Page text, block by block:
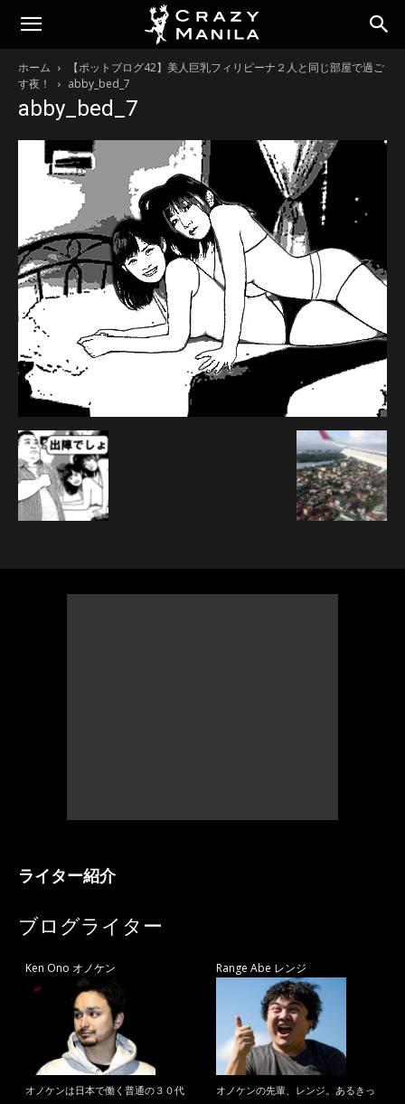
ホーム
【ポットブログ42】美人巨乳フィリピーナ２人と同じ部屋で過ご
す夜！
abby_bed_7
abby_bed_7
ライター紹介
ブログライター
Ken Ono オノケン
オノケンは日本で働く普通の３０代
Range Abe レンジ
オノケンの先輩、レンジ。あるきっ